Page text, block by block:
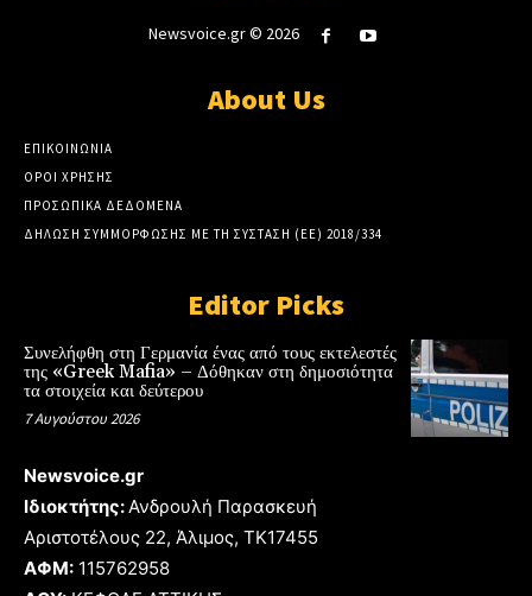
Newsvoice.gr © 2026
About Us
ΕΠΙΚΟΙΝΩΝΙΑ
ΟΡΟΙ ΧΡΗΣΗΣ
ΠΡΟΣΩΠΙΚΑ ΔΕΔΟΜΕΝΑ
ΔΗΛΩΣΗ ΣΥΜΜΟΡΦΩΣΗΣ ΜΕ ΤΗ ΣΥΣΤΑΣΗ (ΕΕ) 2018/334
Editor Picks
Συνελήφθη στη Γερμανία ένας από τους εκτελεστές
της «Greek Mafia» – Δόθηκαν στη δημοσιότητα
τα στοιχεία και δεύτερου
7 Αυγούστου 2026
Newsvoice.gr
Ιδιοκτήτης: Ανδρουλή Παρασκευή
Αριστοτέλους 22, Άλιμος, TK17455
ΑΦΜ: 115762958